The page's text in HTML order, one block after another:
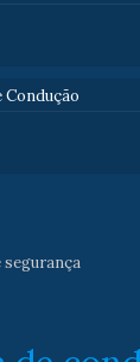
Condução
segurança